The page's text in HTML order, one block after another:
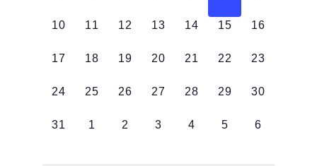
0
10
0
11
0
12
0
13
0
14
0
15
0
16
0
17
0
18
0
19
0
20
0
21
0
22
0
23
0
24
0
25
0
26
0
27
0
28
0
29
0
30
0
31
0
1
0
2
0
3
0
4
0
5
0
6